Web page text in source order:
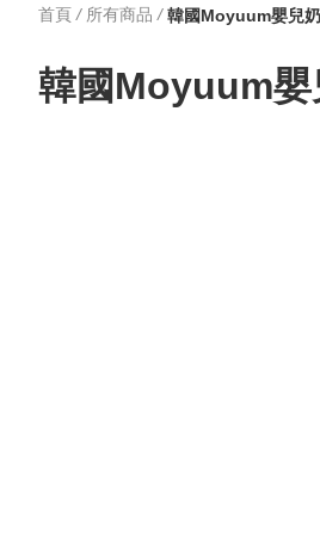
首頁 / 所有商品 /
韓國Moyuum嬰